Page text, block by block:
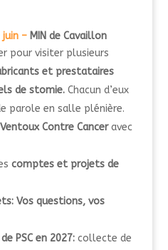
juin – MIN de Cavaillon
pour visiter plusieurs
et prestataires
de stomie.Chacun d’eux
parole en salle plénière.
Contre Canceravec
comptes et projets de
Vos questions, vos
PSC en 2027: collecte de